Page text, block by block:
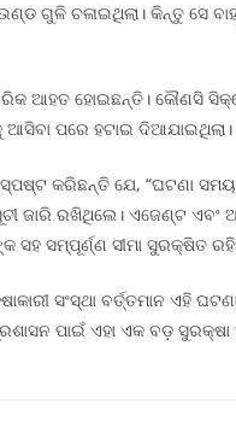
ଗୁଳି ଚଳାଇଥିଲା। କିନ୍ତୁ ସେ
ଆହତ ହୋଇଛନ୍ତି। କୌଣସି
ପରେ ହଟାଇ ଦିଆଯାଇଥିଲା।
କରିଛନ୍ତି ଯେ, “ଘଟଣା
ଜାରି ରଖିଥିଲେ। ଏଜେଣ୍ଟ
ସମ୍ପୂର୍ଣ୍ଣ ସୀମା ସୁରକ୍ଷିତ
ସଂସ୍ଥା ବର୍ତ୍ତମାନ ଏହି
ପାଇଁ ଏହା ଏକ ବଡ଼